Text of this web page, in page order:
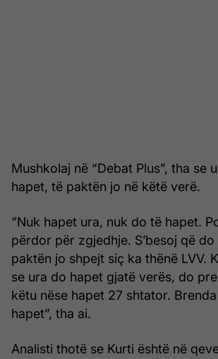
Mushkolaj në “Debat Plus”, tha se
hapet, të paktën jo në këtë verë.
“Nuk hapet ura, nuk do të hapet.
përdor për zgjedhje. S’besoj që
paktën jo shpejt siç ka thënë LVV.
se ura do hapet gjatë verës, do
këtu nëse hapet 27 shtator.
hapet”, tha ai.
Analisti thotë se Kurti është në